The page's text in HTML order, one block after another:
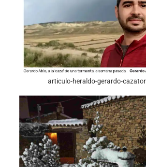
articulo-heraldo-gerardo-